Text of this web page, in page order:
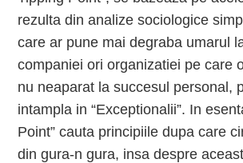
rezulta din analize sociologice
care ar pune mai degraba umarul
companiei ori organizatiei pe care
nu neaparat la succesul personal,
intampla in “Exceptionalii”. In
Point” cauta principiile dupa care
din gura-n gura, insa despre